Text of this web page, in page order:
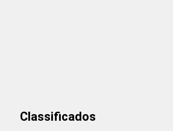
Classificados